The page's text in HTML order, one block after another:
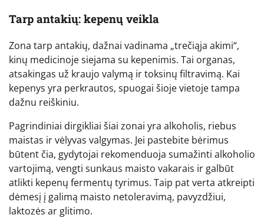
Tarp antakių: kepenų veikla
Zona tarp antakių, dažnai vadinama „trečiąja akimi“,
kinų medicinoje siejama su kepenimis. Tai organas,
atsakingas už kraujo valymą ir toksinų filtravimą. Kai
kepenys yra perkrautos, spuogai šioje vietoje tampa
dažnu reiškiniu.
Pagrindiniai dirgikliai šiai zonai yra alkoholis, riebus
maistas ir vėlyvas valgymas. Jei pastebite bėrimus
būtent čia, gydytojai rekomenduoja sumažinti alkoholio
vartojimą, vengti sunkaus maisto vakarais ir galbūt
atlikti kepenų fermentų tyrimus. Taip pat verta atkreipti
dėmesį į galimą maisto netoleravimą, pavyzdžiui,
laktozės ar glitimo.